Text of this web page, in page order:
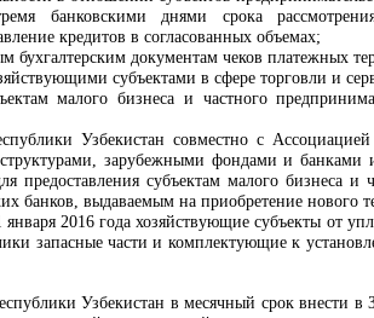
банковскими днями срока
кредитов в согласованных объемах;
бухгалтерским документам чеков платежных
субъектами в сфере торговли и
малого бизнеса и частного
Узбекистан совместно с
зарубежными фондами и
предоставления субъектам малого бизнеса
банков, выдаваемым на приобретение нового
января 2016 года хозяйствующие субъекты от
запасные части и комплектующие к
Узбекистан в месячный срок внести